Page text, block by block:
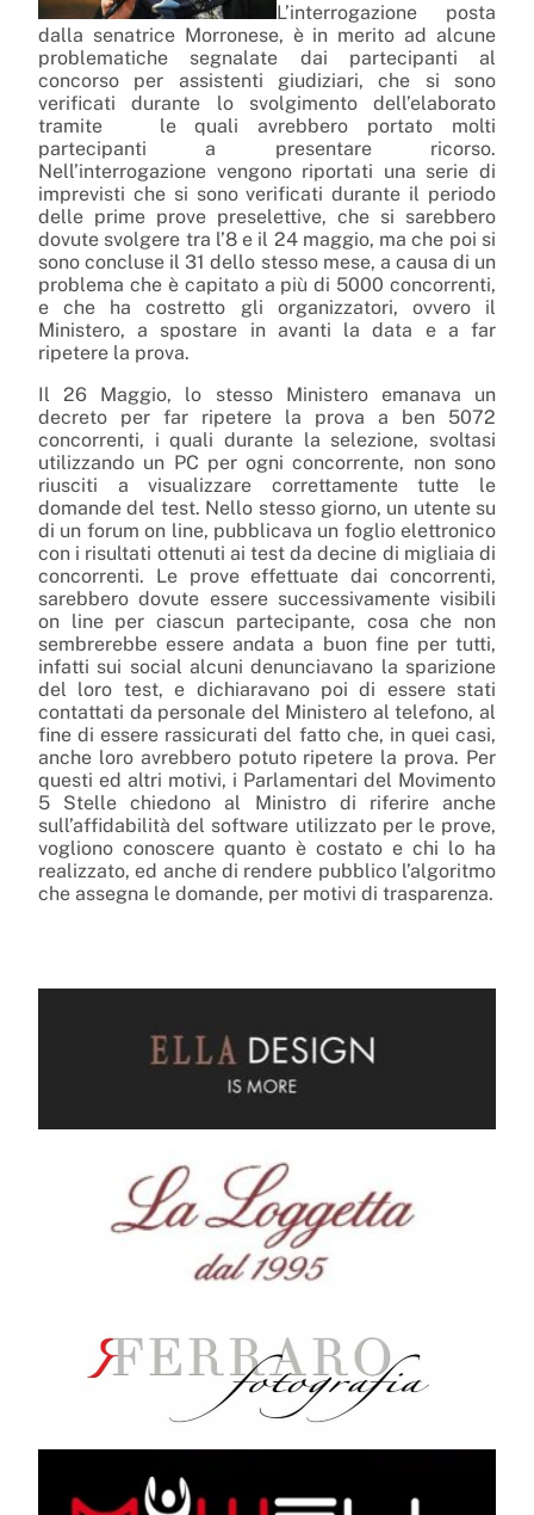
L’interrogazione posta
dalla senatrice Morronese, è in merito ad alcune
problematiche segnalate dai partecipanti al
concorso per assistenti giudiziari, che si sono
verificati durante lo svolgimento dell’elaborato
tramite le quali avrebbero portato molti
partecipanti a presentare ricorso.
Nell’interrogazione vengono riportati una serie di
imprevisti che si sono verificati durante il periodo
delle prime prove preselettive, che si sarebbero
dovute svolgere tra l’8 e il 24 maggio, ma che poi si
sono concluse il 31 dello stesso mese, a causa di un
problema che è capitato a più di 5000 concorrenti,
e che ha costretto gli organizzatori, ovvero il
Ministero, a spostare in avanti la data e a far
ripetere la prova.
Il 26 Maggio, lo stesso Ministero emanava un
decreto per far ripetere la prova a ben 5072
concorrenti, i quali durante la selezione, svoltasi
utilizzando un PC per ogni concorrente, non sono
riusciti a visualizzare correttamente tutte le
domande del test. Nello stesso giorno, un utente su
di un forum on line, pubblicava un foglio elettronico
con i risultati ottenuti ai test da decine di migliaia di
concorrenti. Le prove effettuate dai concorrenti,
sarebbero dovute essere successivamente visibili
on line per ciascun partecipante, cosa che non
sembrerebbe essere andata a buon fine per tutti,
infatti sui social alcuni denunciavano la sparizione
del loro test, e dichiaravano poi di essere stati
contattati da personale del Ministero al telefono, al
fine di essere rassicurati del fatto che, in quei casi,
anche loro avrebbero potuto ripetere la prova. Per
questi ed altri motivi, i Parlamentari del Movimento
5 Stelle chiedono al Ministro di riferire anche
sull’affidabilità del software utilizzato per le prove,
vogliono conoscere quanto è costato e chi lo ha
realizzato, ed anche di rendere pubblico l’algoritmo
che assegna le domande, per motivi di trasparenza.